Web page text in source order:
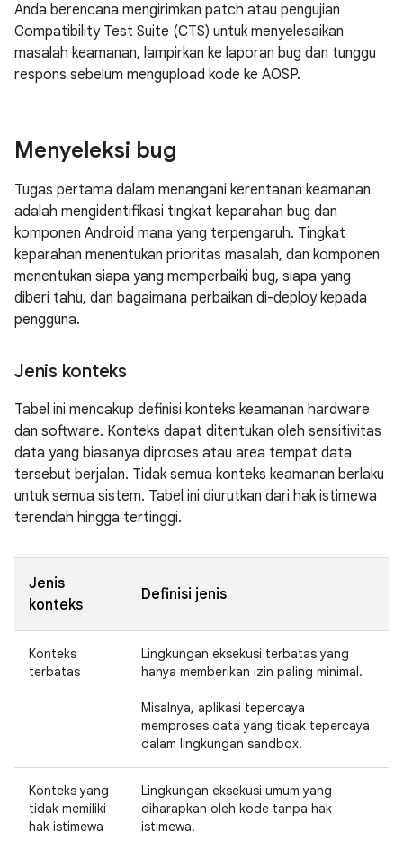
Anda berencana mengirimkan patch atau pengujian
Compatibility Test Suite (CTS) untuk menyelesaikan
masalah keamanan, lampirkan ke laporan bug dan tunggu
respons sebelum mengupload kode ke AOSP.
Menyeleksi bug
Tugas pertama dalam menangani kerentanan keamanan
adalah mengidentifikasi tingkat keparahan bug dan
komponen Android mana yang terpengaruh. Tingkat
keparahan menentukan prioritas masalah, dan komponen
menentukan siapa yang memperbaiki bug, siapa yang
diberi tahu, dan bagaimana perbaikan di-deploy kepada
pengguna.
Jenis konteks
Tabel ini mencakup definisi konteks keamanan hardware
dan software. Konteks dapat ditentukan oleh sensitivitas
data yang biasanya diproses atau area tempat data
tersebut berjalan. Tidak semua konteks keamanan berlaku
untuk semua sistem. Tabel ini diurutkan dari hak istimewa
terendah hingga tertinggi.
Jenis
konteks
Definisi jenis
Konteks
terbatas
Lingkungan eksekusi terbatas yang
hanya memberikan izin paling minimal.
Misalnya, aplikasi tepercaya
memproses data yang tidak tepercaya
dalam lingkungan sandbox.
Konteks yang
tidak memiliki
hak istimewa
Lingkungan eksekusi umum yang
diharapkan oleh kode tanpa hak
istimewa.